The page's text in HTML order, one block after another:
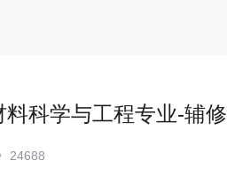
料科学与工程专业-辅修
24688